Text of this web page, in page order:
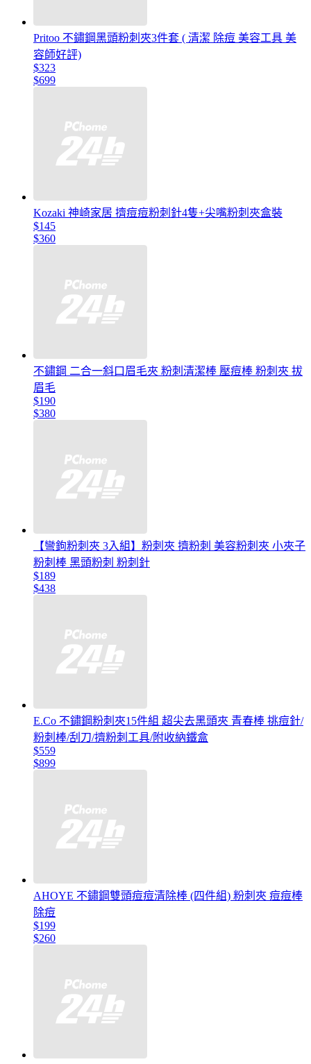
Pritoo 不鏽鋼黑頭粉刺夾3件套 ( 清潔 除痘 美容工具 美
容師好評)
$323
$699
Kozaki 神崎家居 擠痘痘粉刺針4隻+尖嘴粉刺夾盒裝
$145
$360
不鏽鋼 二合一斜口眉毛夾 粉刺清潔棒 壓痘棒 粉刺夾 拔
眉毛
$190
$380
【彎鉤粉刺夾 3入組】粉刺夾 擠粉刺 美容粉刺夾 小夾子
粉刺棒 黑頭粉刺 粉刺針
$189
$438
E.Co 不鏽鋼粉刺夾15件組 超尖去黑頭夾 青春棒 挑痘針/
粉刺棒/刮刀/擠粉刺工具/附收納鐵盒
$559
$899
AHOYE 不鏽鋼雙頭痘痘清除棒 (四件組) 粉刺夾 痘痘棒
除痘
$199
$260